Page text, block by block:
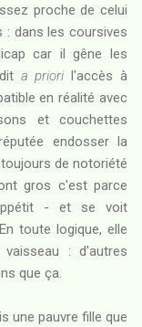
proche de celui
: dans les coursives
car il gêne les
a priori l'accès à
en réalité avec
et couchettes
endosser la
de notoriété
gros c'est parce
- et se voit
toute logique, elle
: d'autres
que ça.
une pauvre fille que